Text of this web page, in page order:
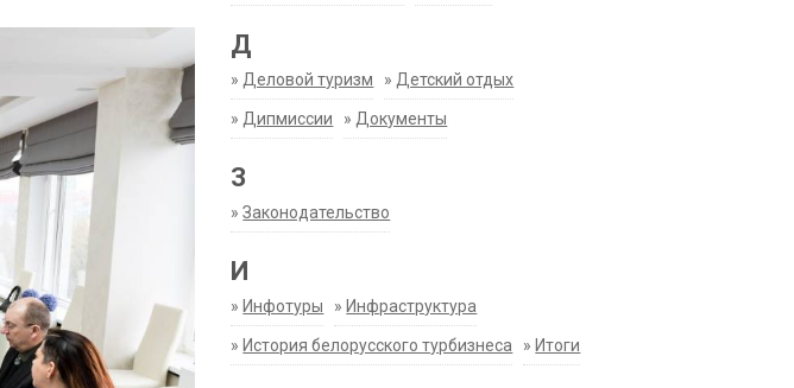
Д
» Деловой туризм » Детский отдых
» Дипмиссии » Документы
З
»Законодательство
И
» Инфотуры » Инфраструктура
» История белорусского турбизнеса » Итоги